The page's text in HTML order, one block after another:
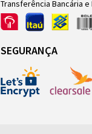
Transferência Bancária
SEGURANÇA